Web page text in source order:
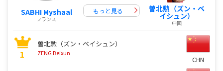
SABHI Myshaal
フランス
もっと見る 曽北勲（ズン・ベ
イシュン）
中国
1
曽北勲（ズン・ベイシュン）
ZENG Beixun
CHN